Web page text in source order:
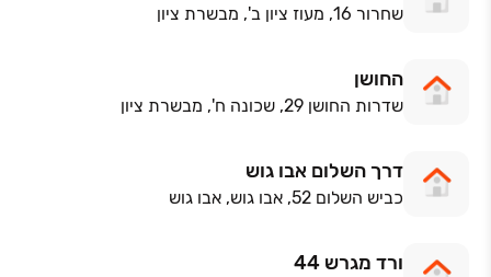
שחרור 16, מעוז ציון ב', מבשרת ציון
החושן
שדרות החושן 29, שכונה ח', מבשרת ציון
דרך השלום אבו גוש
כביש השלום 52, אבו גוש, אבו גוש
ורד מגרש 44